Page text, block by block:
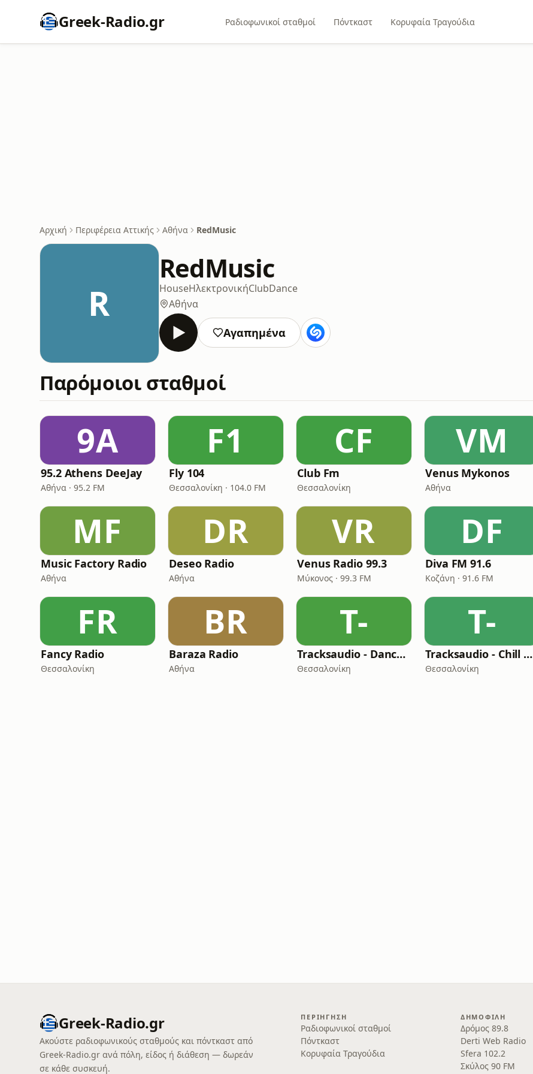
Greek-Radio.gr Ραδιοφωνικοί σταθμοί Πόντκαστ Κορυφαία Τραγούδια
Αρχική Περιφέρεια Αττικής Αθήνα RedMusic
R
RedMusic
HouseΗλεκτρονικήClubDance
Αθήνα
Αγαπημένα
Παρόμοιοι σταθμοί
9A
95.2 Athens DeeJay
Αθήνα · 95.2 FM
F1
Fly 104
Θεσσαλονίκη · 104.0 FM
CF
Club Fm
Θεσσαλονίκη
VM
Venus Mykonos
Αθήνα
MF
Music Factory Radio
Αθήνα
DR
Deseo Radio
Αθήνα
VR
Venus Radio 99.3
Μύκονος · 99.3 FM
DF
Diva FM 91.6
Κοζάνη · 91.6 FM
FR
Fancy Radio
Θεσσαλονίκη
BR
Baraza Radio
Αθήνα
T-
Tracksaudio - Dance Music
Θεσσαλονίκη
T-
Tracksaudio - Chill House Music
Θεσσαλονίκη
Greek-Radio.gr
Ακούστε ραδιοφωνικούς σταθμούς και πόντκαστ από
Greek-Radio.gr ανά πόλη, είδος ή διάθεση — δωρεάν
σε κάθε συσκευή.
ΠΕΡΙΉΓΗΣΗ
Ραδιοφωνικοί σταθμοί
Πόντκαστ
Κορυφαία Τραγούδια
ΔΗΜΟΦΙΛΉ
Δρόμος 89.8
Derti Web Radio
Sfera 102.2
Σκύλος 90 FM